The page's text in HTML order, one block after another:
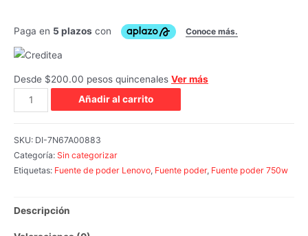
Desde $200.00 pesos quincenales Ver más
Añadir al carrito
SKU: DI-7N67A00883
Categoría: Sin categorizar
Etiquetas: Fuente de poder Lenovo, Fuente poder, Fuente poder 750w
Descripción